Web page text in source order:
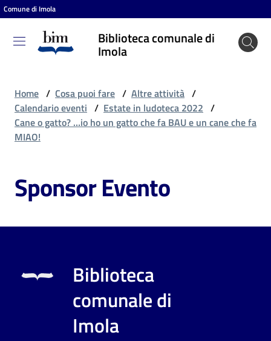
Vai al contenuto
Vai alla navigazione
Vai al footer
Comune di Imola
Biblioteca comunale di
Imola
Biblioteca
comunale
Entra
Cosa
puoi
Home / Cosa puoi fare / Altre attività /
Calendario eventi / Estate in ludoteca 2022 /
Cane o gatto? …io ho un gatto che fa BAU e un cane che fa
MIAO!
Sponsor Evento
Biblioteca
comunale di
Imola